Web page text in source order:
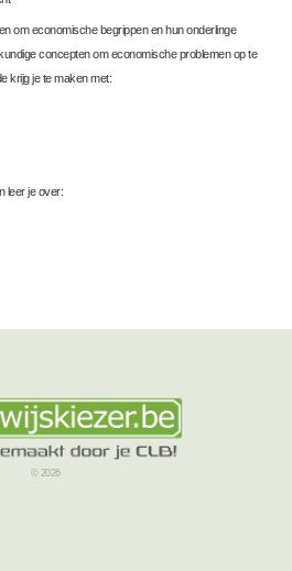
om economische begrippen en hun onderlinge
concepten om economische problemen op te
krijg je te maken met:
leer je over:
© 2026